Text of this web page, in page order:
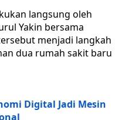
langsung oleh
Yakin bersama
menjadi langkah
dua rumah sakit baru
Digital Jadi Mesin